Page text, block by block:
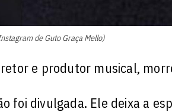
de Guto Graça Mello)
e produtor musical,
foi divulgada. Ele deixa a